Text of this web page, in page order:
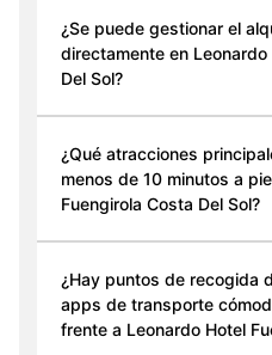
¿Se puede gestionar el
directamente en
Del Sol?
¿Qué atracciones
menos de 10 minutos a
Fuengirola Costa Del Sol?
¿Hay puntos de recogida
apps de transporte
frente a Leonardo Hotel